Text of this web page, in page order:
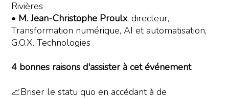
Rivières
• M. Jean-Christophe Proulx, directeur,
Transformation numérique, AI et automatisation,
G.O.X. Technologies
4 bonnes raisons d'assister à cet événement
📈Briser le statu quo en accédant à de